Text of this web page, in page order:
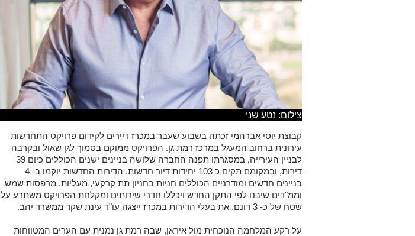
צילום: נטע שני
קבוצת יוסי אברהמי זכתה בשבוע שעבר במכרז דיירים לקידום פרויקט התחדשות
עירונית ברחוב המעגל במרכז רמת גן. הפרויקט ממוקם בסמוך לגן שאול ובקרבה
לבניין העירייה, במסגרתו תפנה החברה שלושה בניינים ישנים הכוללים כיום 39
דירות, ובמקומם תקים כ 103 יחידות דיור חדשות
.
הדירות החדשות יוקמו ב- 4
בניינים חדשים ומודרניים הכוללים חניות בחניון תת קרקעי, מעליות, מרפסות שמש
וממ"דים שיבנו לפי התקן החדש ויכללו חדרי שירותים ומקלחת הפרויקט משתרע על
שטח של כ- 3 דונם. את בעלי הדירות במכרז ייצגה עו"ד עינת שקד ממשרד יהב.
על רקע המלחמה הנוכחית מול איראן, שבה רמת גן נמנית עם הערים המטווחות